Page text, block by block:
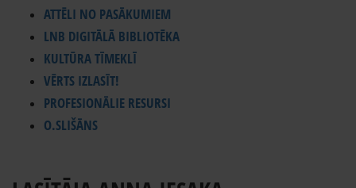
ATTĒLI NO PASĀKUMIEM
LNB DIGITĀLĀ BIBLIOTĒKA
KULTŪRA TĪMEKLĪ
VĒRTS IZLASĪT!
PROFESIONĀLIE RESURSI
O.SLIŠĀNS